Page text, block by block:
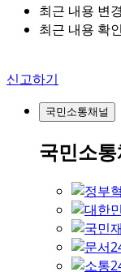
최근 내용 변
최근 내용 확
신고하기
국민소통채널
국민소